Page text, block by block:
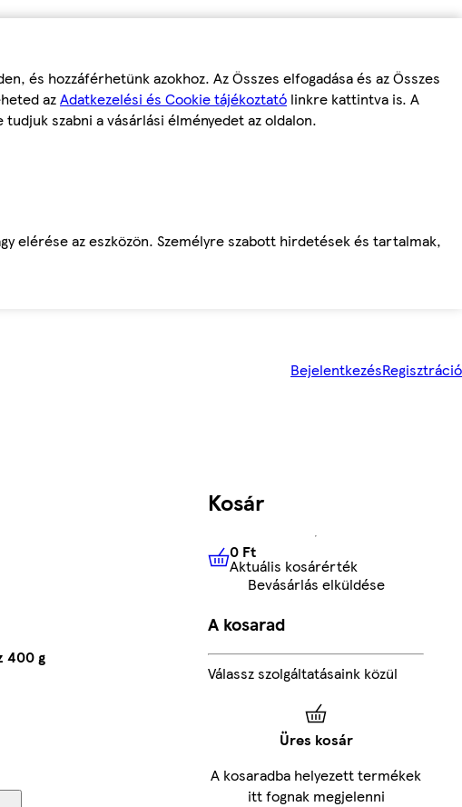
és hozzáférhetünk azokhoz. Az Összes elfogadása és az Összes
azAdatkezelési és Cookie tájékoztató linkre kattintva is. A
szabni a vásárlási élményedet az oldalon.
elérése az eszközön. Személyre szabott hirdetések és tartalmak,
BejelentkezésRegisztráció
400 g
Kosár
0 FtAktuális kosárérték
0 Ft
Aktuális kosárérték
Bevásárlás elküldése
A kosarad
Válassz szolgáltatásaink közül
Üres kosár
A kosaradba helyezett termékek
itt fognak megjelenni